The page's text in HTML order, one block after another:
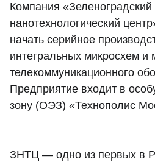
Компания «Зеленоградский
нанотехнологический
начать серийное
интегральных микросхем и
телекоммуникационного
Предприятие входит в
зону (ОЭЗ) «Технополис
ЗНТЦ — одно из первых в